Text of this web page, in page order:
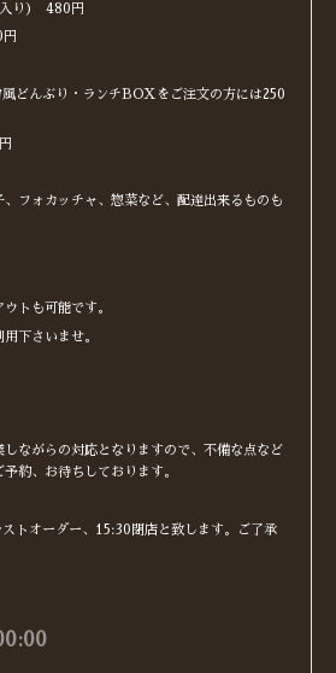
り） 480円
どんぶり・ランチBOXをご注文の方には250
フォカッチャ、惣菜など、配達出来るものも
トも可能です。
下さいませ。
ながらの対応となりますので、不備な点など
約、お待ちしております。
トオーダー、15:30閉店と致します。ご了承